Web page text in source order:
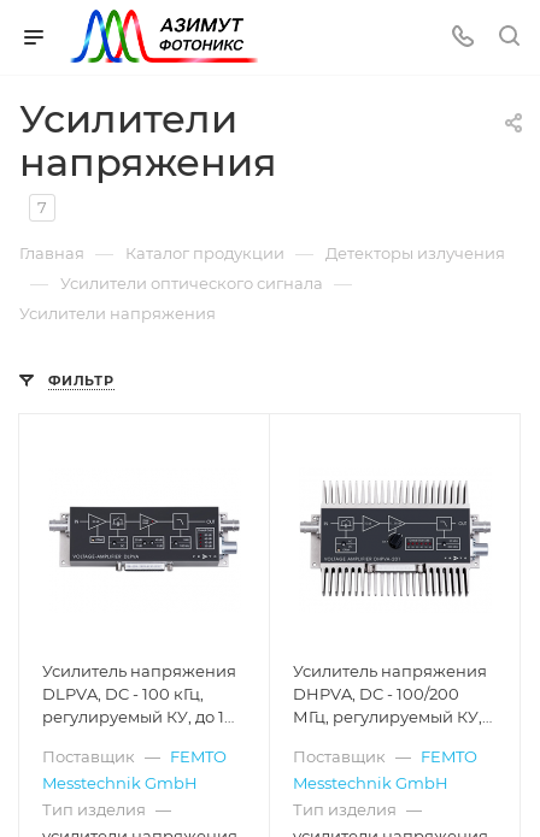
Усилители
напряжения
7
Главная — Каталог продукции — Детекторы излучения
— Усилители оптического сигнала —
Усилители напряжения
ФИЛЬТР
Усилитель напряжения
DLPVA, DC - 100 кГц,
регулируемый КУ, до 1
Поставщик — FEMTO
Messtechnik GmbH
Тип изделия —
Усилитель напряжения
DHPVA, DC - 100/200
МГц, регулируемый КУ,
Поставщик — FEMTO
Messtechnik GmbH
Тип изделия —